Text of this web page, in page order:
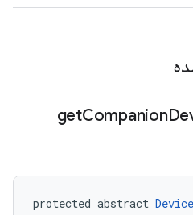
getCompanion
protected abstract